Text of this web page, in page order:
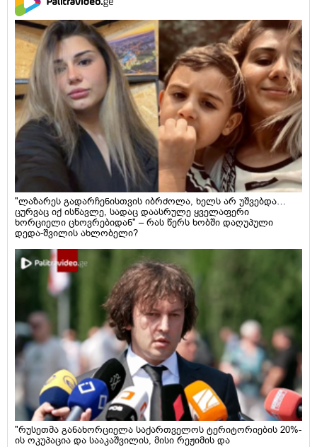
"ლაზარეს გადარჩენისთვის იბრძოლა, ხელს არ უშვებდა…
ცურვაც იქ ისწავლე, სადაც დაასრულე ყველაფერი
ხორციელი ცხოვრებიდან" – რას წერს ხობში დაღუპული
დედა-შვილის ახლობელი?
"რუსეთმა განახორციელა საქართველოს ტერიტორიების 20%-
ის ოკუპაცია და სააკაშვილის, მისი რეჟიმის და